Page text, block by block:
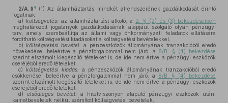
2/A. §4 (1) Az államháztartás mindkét alrendszerének gazdálkodását érintő
fogalmak:
a) költségvetés: az államháztartást alkotó, a 2. § (2) és (3) bekezdéseiben
meghatározott jogalanyok gazdálkodásának alapjául szolgáló olyan pénzügyi
terv, amely szembeállítja az állami vagy önkormányzati feladatok ellátására
fordítható költségvetési kiadásokat a költségvetési bevételekkel,
b) költségvetési bevétel: a pénzeszközök állományának tranzakcióból eredő
növekedése, beleértve a pénzforgalommal nem járó, a 8/B. § (4) bekezdése
szerint elszámolt kiegészítő tételeket is, de ide nem értve a pénzügyi eszközök
cseréjéből eredő tételeket,
c)
költségvetési kiadás: a pénzeszközök állományának tranzakcióból eredő
csökkenése, beleértve a pénzforgalommal nem járó, a
8/B. § (4) bekezdése
szerint elszámolt kiegészítő tételeket is, de ide nem értve a pénzügyi eszközök
cseréjéből eredő tételeket,
d)
elsődleges bevétel: a hitelviszonyon alapuló pénzügyi eszközök utáni
kamatbevételek nélkül számított költségvetési bevételek,